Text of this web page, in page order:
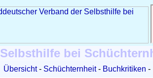
Selbsthilfe bei
Übersicht Schüchternheit Buchkritiken